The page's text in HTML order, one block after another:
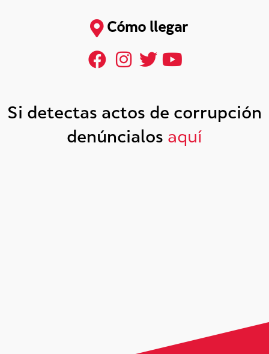
Cómo llegar
Si detectas actos de corrupción
denúncialos aquí